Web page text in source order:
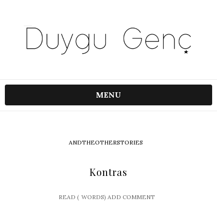
MENU
ANDTHEOTHERSTORIES
Kontras
READ ( WORDS) ADD COMMENT